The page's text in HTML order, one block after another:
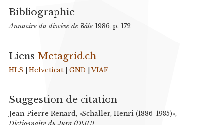
Bibliographie
Annuaire du diocèse de Bâle1986, p. 172
Liens Metagrid.ch
HLS Helveticat| GND |VIAF
Suggestion de citation
Jean-Pierre Renard, «Schaller, Henri (1886-1985)»,
Dictionnaire du Jura (DIJU),